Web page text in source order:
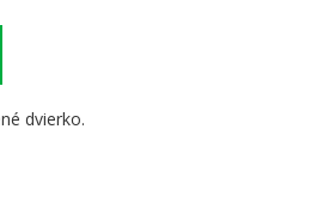
dvierko.